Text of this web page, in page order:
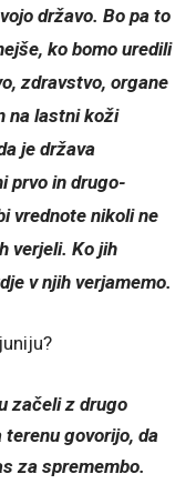
državo. Bo pa to
ko bomo uredili
zdravstvo, organe
na lastni koži
je država
prvo in drugo-
vrednote nikoli ne
verjeli. Ko jih
v njih verjamemo.
začeli z drugo
terenu govorijo, da
za spremembo.